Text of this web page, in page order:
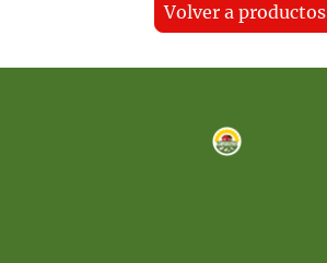
Volver a productos